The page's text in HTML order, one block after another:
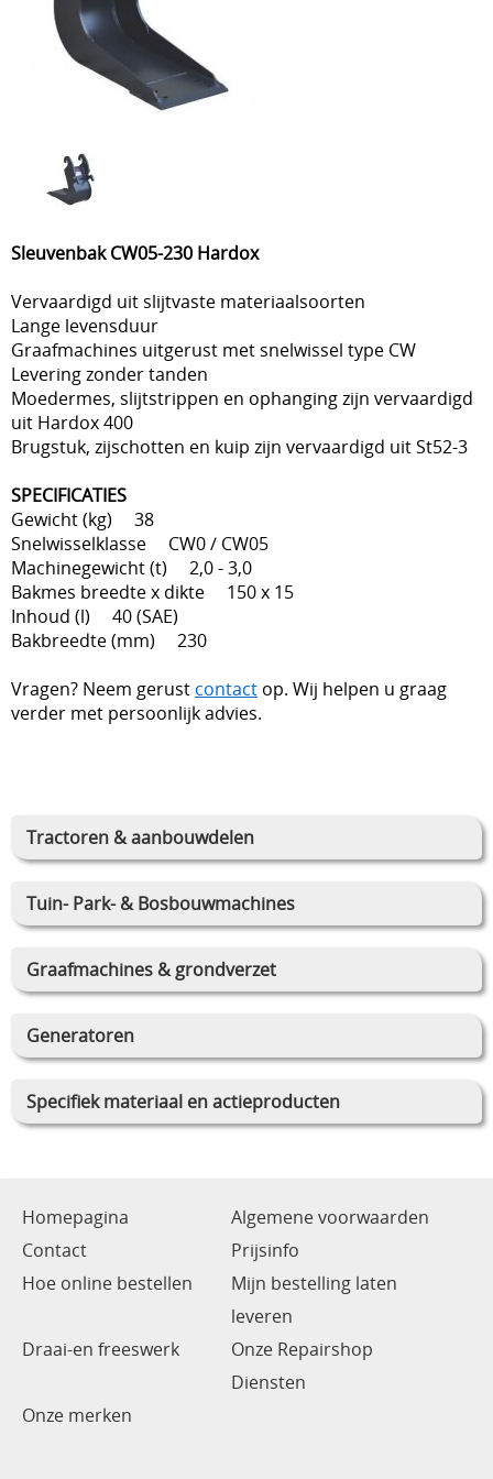
Tractoren & aanbouwdelen
Tuin- Park- & Bosbouwmachines
Graafmachines & grondverzet
Generatoren
Specifiek materiaal en actieproducten
Sleuvenbak CW05-230 Hardox
Vervaardigd uit slijtvaste materiaalsoorten
Lange levensduur
Graafmachines uitgerust met snelwissel type CW
Levering zonder tanden
Moedermes, slijtstrippen en ophanging zijn vervaardigd
uit Hardox 400
Brugstuk, zijschotten en kuip zijn vervaardigd uit St52-3
SPECIFICATIES
Gewicht (kg) 38
Snelwisselklasse CW0 / CW05
Machinegewicht (t) 2,0 - 3,0
Bakmes breedte x dikte 150 x 15
Inhoud (l) 40 (SAE)
Bakbreedte (mm) 230
Vragen? Neem gerust contact op. Wij helpen u graag
verder met persoonlijk advies.
Homepagina
Algemene voorwaarden
Contact
Prijsinfo
Hoe online bestellen
Mijn bestelling laten
leveren
Draai-en freeswerk
Onze Repairshop
Diensten
Onze merken